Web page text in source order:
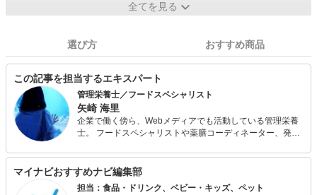
全てを見る
選び方 おすすめ商品
この記事を担当するエキスパート
管理栄養士／フードスペシャリスト
矢崎 海里
企業で働く傍ら、Webメディアでも活動している管理栄養
士。 フードスペシャリストや薬膳コーディネーター、発酵
コラム執筆、栄養アドバイスなどを行っています。 調理が
得意で、レシピ考案・調理・スタイリング・撮影まで全て
ひとりで担当し、現在時短レシピや減塩レシピを連載中。
マイナビおすすめナビ編集部
担当：食品・ドリンク、ベビー・キッズ、ペット